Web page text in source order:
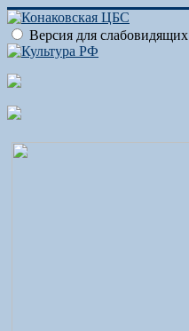
Версия для слабовидящих